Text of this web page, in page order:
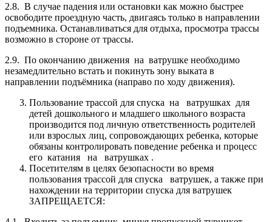
2.8. В случае падения или остановки как можно быстрее
освободите проездную часть, двигаясь только в направлении
подъемника. Останавливаться для отдыха, просмотра трассы
возможно в стороне от трассы.
2.9. По окончанию движения на ватрушке необходимо
незамедлительно встать и покинуть зону выката в
направлении подъёмника (направо по ходу движения).
Пользование трассой для спуска на ватрушках для
детей дошкольного и младшего школьного возраста
производится под личную ответственность родителей
или взрослых лиц, сопровождающих ребенка, которые
обязаны контролировать поведение ребенка и процесс
его катания на ватрушках .
Посетителям в целях безопасности во время
пользования трассой для cпуска ватрушек, а также при
нахождении на территории спуска для ватрушек
ЗАПРЕЩАЕТСЯ: